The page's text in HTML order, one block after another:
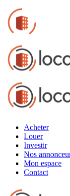
Acheter
Louer
Investir
Nos
Mon espace
Contact